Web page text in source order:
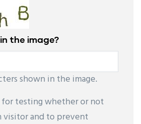
the image?
shown in the image.
for testing whether or not
visitor and to prevent